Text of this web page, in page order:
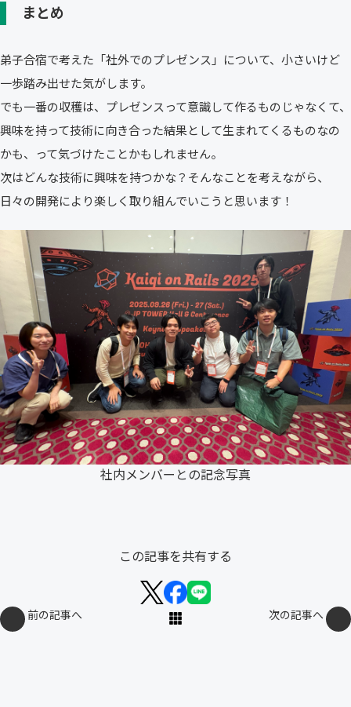
まとめ
弟子合宿で考えた「社外でのプレゼンス」について、小さいけど
一歩踏み出せた気がします。
でも一番の収穫は、プレゼンスって意識して作るものじゃなくて、
興味を持って技術に向き合った結果として生まれてくるものなの
かも、って気づけたことかもしれません。
次はどんな技術に興味を持つかな？そんなことを考えながら、
日々の開発により楽しく取り組んでいこうと思います！
社内メンバーとの記念写真
この記事を共有する
前の記事へ 次の記事へ